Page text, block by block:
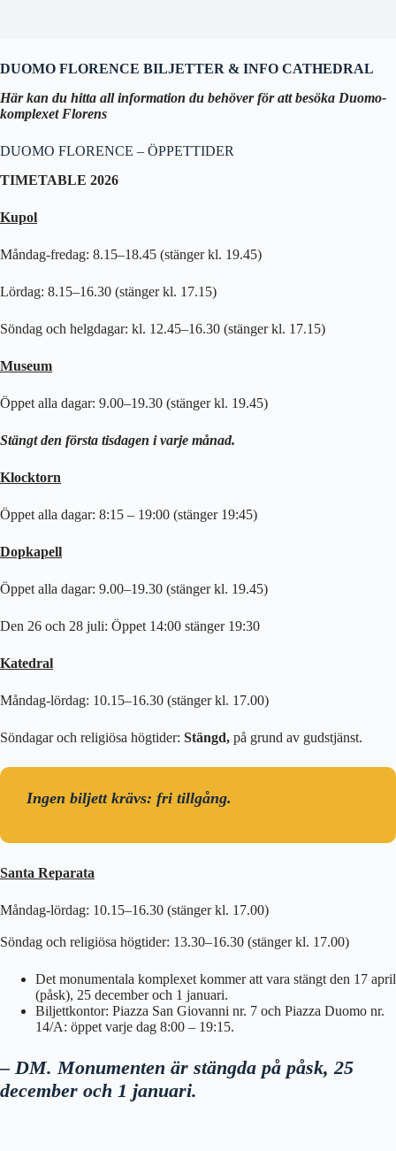
DUOMO FLORENCE BILJETTER & INFO CATHEDRAL
Här kan du hitta all information du behöver för att besöka Duomo-
komplexet Florens
DUOMO FLORENCE – ÖPPETTIDER
TIMETABLE 2026
Kupol
Måndag-fredag: 8.15–18.45 (stänger kl. 19.45)
Lördag: 8.15–16.30 (stänger kl. 17.15)
Söndag och helgdagar: kl. 12.45–16.30 (stänger kl. 17.15)
Museum
Öppet alla dagar: 9.00–19.30 (stänger kl. 19.45)
Stängt den första tisdagen i varje månad.
Klocktorn
Öppet alla dagar: 8:15 – 19:00 (stänger 19:45)
Dopkapell
Öppet alla dagar: 9.00–19.30 (stänger kl. 19.45)
Den 26 och 28 juli: Öppet 14:00 stänger 19:30
Katedral
Måndag-lördag: 10.15–16.30 (stänger kl. 17.00)
Söndagar och religiösa högtider: Stängd, på grund av gudstjänst.
Ingen biljett krävs: fri tillgång.
Santa Reparata
Måndag-lördag: 10.15–16.30 (stänger kl. 17.00)
Söndag och religiösa högtider: 13.30–16.30 (stänger kl. 17.00)
Det monumentala komplexet kommer att vara stängt den 17 april
(påsk), 25 december och 1 januari.
Biljettkontor: Piazza San Giovanni nr. 7 och Piazza Duomo nr.
14/A: öppet varje dag 8:00 – 19:15.
– DM. Monumenten är stängda på påsk, 25
december och 1 januari.